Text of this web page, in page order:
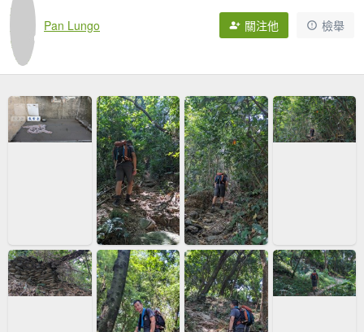
Pan Lungo 關注他 檢舉